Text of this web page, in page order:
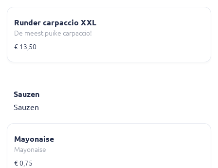
Runder carpaccio XXL
De meest puike carpaccio!
€ 13,50
Sauzen
Sauzen
Mayonaise
Mayonaise
€ 0,75